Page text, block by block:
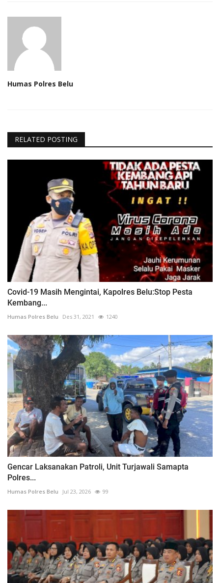
Humas Polres Belu
RELATED POSTING
Covid-19 Masih Mengintai, Kapolres Belu:Stop Pesta
Kembang...
Humas Polres Belu Des 31, 2021 1240
Gencar Laksanakan Patroli, Unit Turjawali Samapta
Polres...
Humas Polres Belu Jul 23, 2026 99